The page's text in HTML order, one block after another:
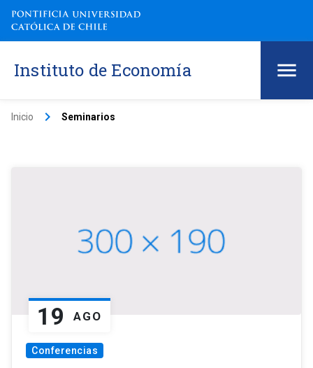
Instituto de Economía
Inicio keyboard_arrow_right Seminarios
19 AGO
Conferencias